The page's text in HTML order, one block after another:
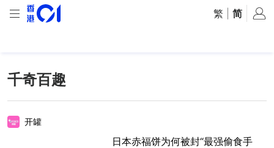
繁 简
千奇百趣
开罐
日本赤福饼为何被封“最强偷食手